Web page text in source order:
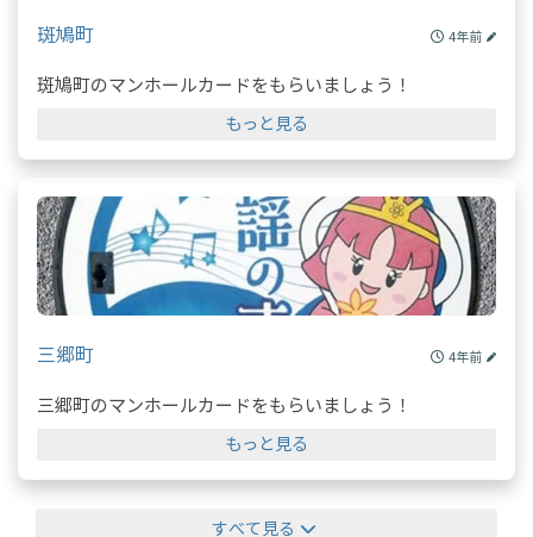
斑鳩町 4年前
斑鳩町のマンホールカードをもらいましょう！
もっと見る
三郷町 4年前
三郷町のマンホールカードをもらいましょう！
もっと見る
すべて見る